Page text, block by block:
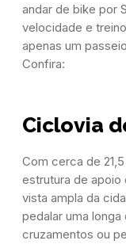
andar de bike por
velocidade e
apenas um
Confira:
Ciclovia
Com cerca de
estrutura de apoio
vista ampla da
pedalar uma
cruzamentos ou